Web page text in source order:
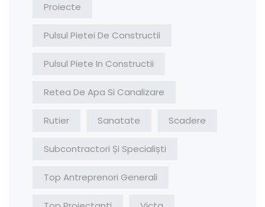
Proiecte
Pulsul Pietei De Constructii
Pulsul Piete In Constructii
Retea De Apa Si Canalizare
Rutier Sanatate Scadere
Subcontractori Și Specialiști
Top Antreprenori Generali